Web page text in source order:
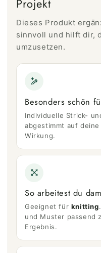
Projekt
Dieses Produkt
sinnvoll und hilft dir,
umzusetzen.
Besonders schön
Individuelle Strick-
abgestimmt auf
Wirkung.
So arbeitest du
Geeignet für knitting
und Muster passend
Ergebnis.